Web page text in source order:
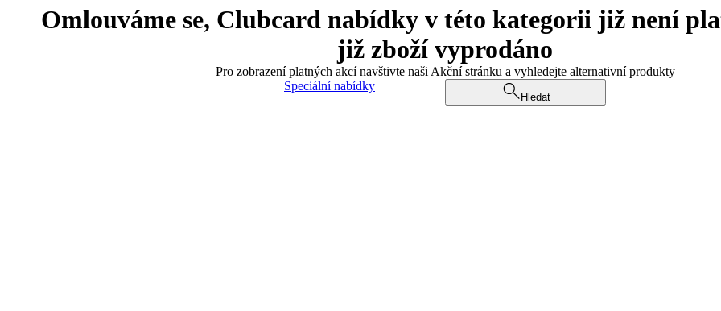
Omlouváme se, Clubcard nabídky v této kategorii již není
již zboží vyprodáno
Pro zobrazení platných akcí navštivte naši Akční stránku a vyhledejte alternativní produkty
Speciální nabídky
Hledat